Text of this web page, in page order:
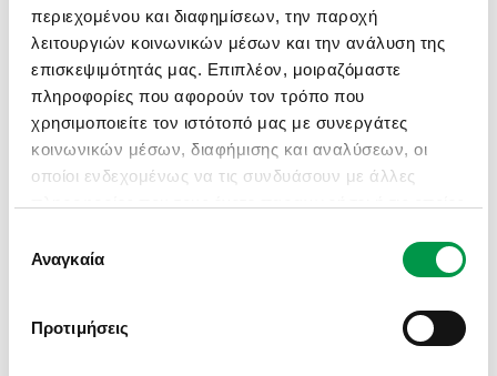
περιεχομένου και διαφημίσεων, την παροχή
λειτουργιών κοινωνικών μέσων και την ανάλυση της
επισκεψιμότητάς μας. Επιπλέον, μοιραζόμαστε
πληροφορίες που αφορούν τον τρόπο που
χρησιμοποιείτε τον ιστότοπό μας με συνεργάτες
κοινωνικών μέσων, διαφήμισης και αναλύσεων, οι
οποίοι ενδεχομένως να τις συνδυάσουν με άλλες
χρήση των υπηρεσιών τους.
συγκατάθεσης
Αναγκαία
Προτιμήσεις
APPLICATION ERROR: A CLIENT-SIDE EXCEPTION HAS